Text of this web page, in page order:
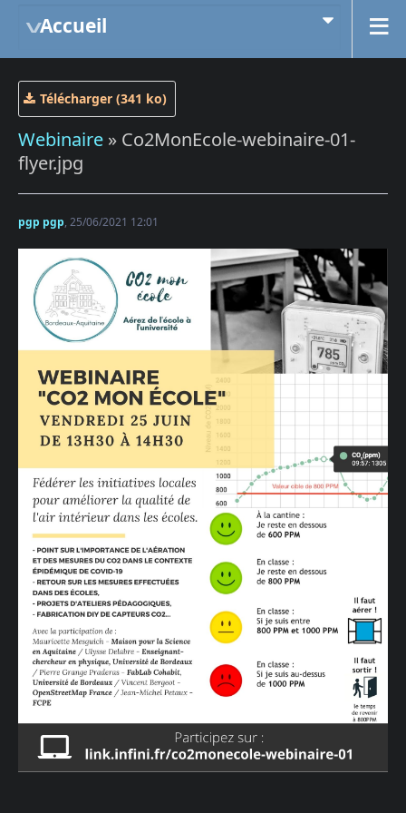
Accueil
Télécharger (341 ko)
Webinaire » Co2MonEcole-webinaire-01-
flyer.jpg
pgp pgp, 25/06/2021 12:01